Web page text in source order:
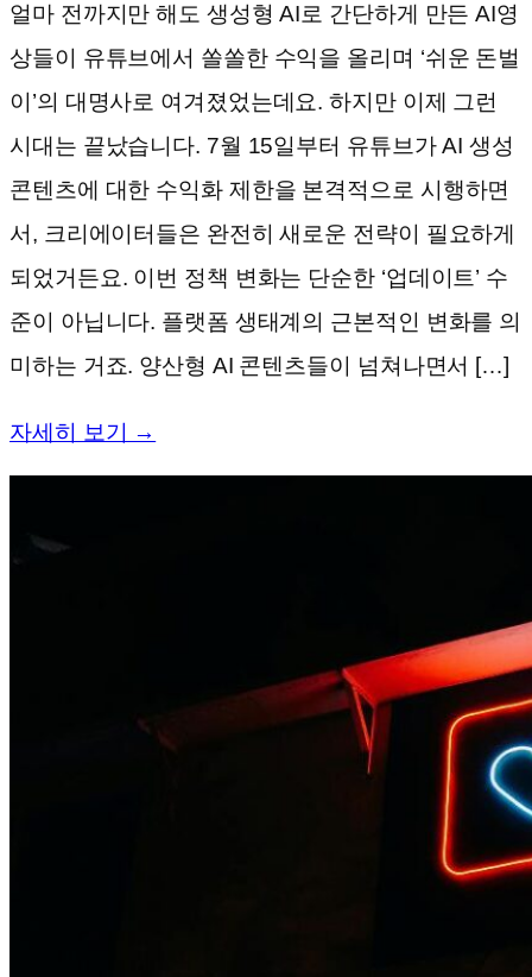
얼마 전까지만 해도 생성형 AI로 간단하게 만든 AI영
상들이 유튜브에서 쏠쏠한 수익을 올리며 ‘쉬운 돈벌
이’의 대명사로 여겨졌었는데요. 하지만 이제 그런
시대는 끝났습니다. 7월 15일부터 유튜브가 AI 생성
콘텐츠에 대한 수익화 제한을 본격적으로 시행하면
서, 크리에이터들은 완전히 새로운 전략이 필요하게
되었거든요. 이번 정책 변화는 단순한 ‘업데이트’ 수
준이 아닙니다. 플랫폼 생태계의 근본적인 변화를 의
미하는 거죠. 양산형 AI 콘텐츠들이 넘쳐나면서 […]
자세히 보기 →